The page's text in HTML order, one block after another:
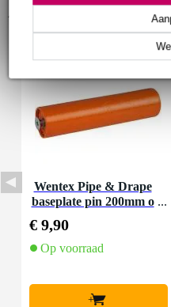
Wentex Pipe & Drape
baseplate pin 200mm o
€ 9,90
Op voorraad
+